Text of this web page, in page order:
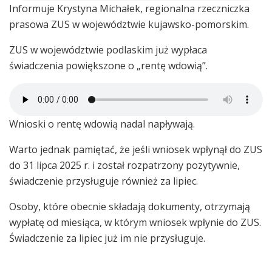
Informuje Krystyna Michałek, regionalna rzeczniczka
prasowa ZUS w województwie kujawsko-pomorskim.
ZUS w województwie podlaskim już wypłaca
świadczenia powiększone o „rentę wdowią”.
Wnioski o rentę wdowią nadal napływają.
Warto jednak pamiętać, że jeśli wniosek wpłynął do ZUS
do 31 lipca 2025 r. i został rozpatrzony pozytywnie,
świadczenie przysługuje również za lipiec.
Osoby, które obecnie składają dokumenty, otrzymają
wypłatę od miesiąca, w którym wniosek wpłynie do ZUS.
Świadczenie za lipiec już im nie przysługuje.